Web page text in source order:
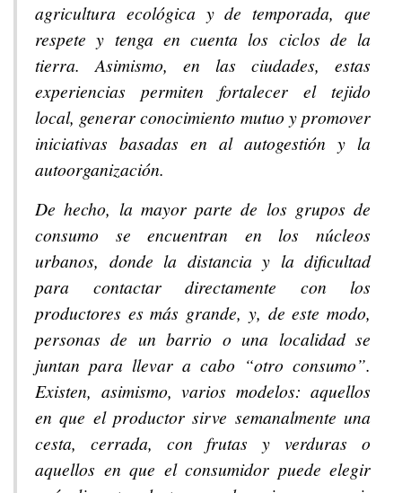
agricultura ecológica y de temporada, que
respete y tenga en cuenta los ciclos de la
tierra. Asimismo, en las ciudades, estas
experiencias permiten fortalecer el tejido
local, generar conocimiento mutuo y promover
iniciativas basadas en al autogestión y la
autoorganización.
De hecho, la mayor parte de los grupos de
consumo se encuentran en los núcleos
urbanos, donde la distancia y la dificultad
para contactar directamente con los
productores es más grande, y, de este modo,
personas de un barrio o una localidad se
juntan para llevar a cabo “otro consumo”.
Existen, asimismo, varios modelos: aquellos
en que el productor sirve semanalmente una
cesta, cerrada, con frutas y verduras o
aquellos en que el consumidor puede elegir